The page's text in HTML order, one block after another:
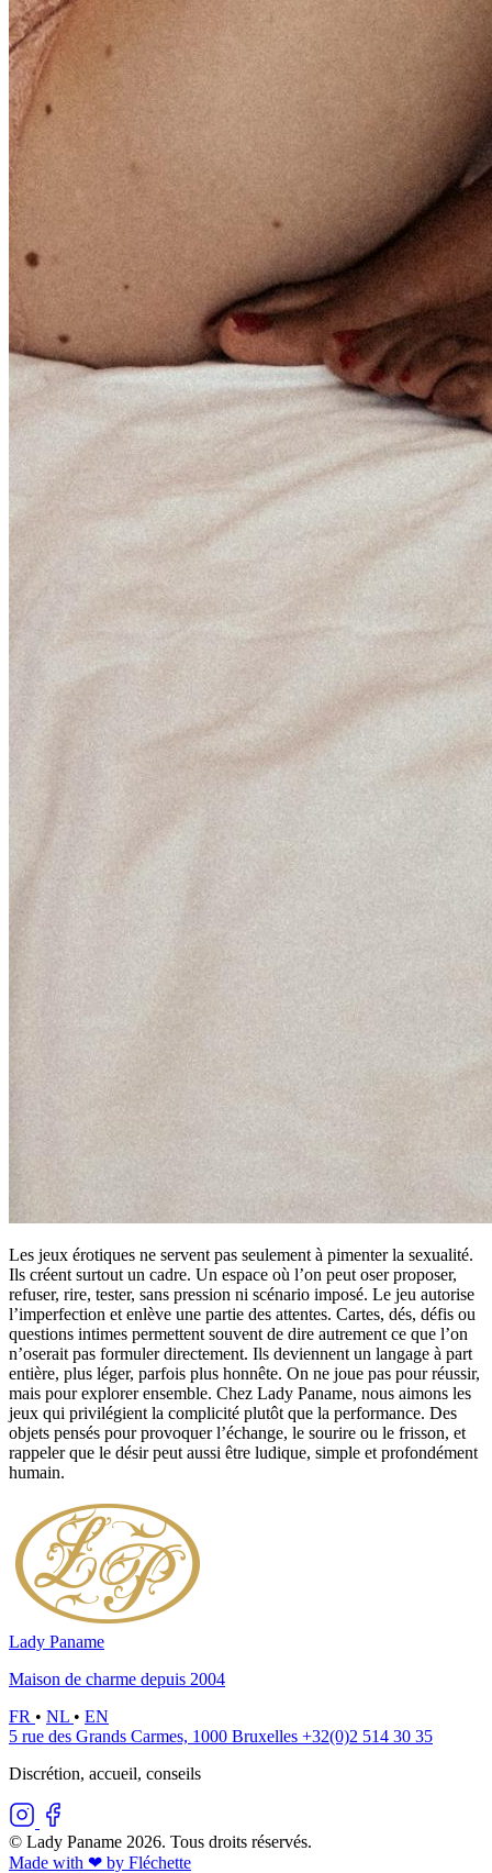
Les jeux érotiques ne servent pas seulement à pimenter la sexualité.
Ils créent surtout un cadre. Un espace où l’on peut oser proposer,
refuser, rire, tester, sans pression ni scénario imposé. Le jeu autorise
l’imperfection et enlève une partie des attentes. Cartes, dés, défis ou
questions intimes permettent souvent de dire autrement ce que l’on
n’oserait pas formuler directement. Ils deviennent un langage à part
entière, plus léger, parfois plus honnête. On ne joue pas pour réussir,
mais pour explorer ensemble. Chez Lady Paname, nous aimons les
jeux qui privilégient la complicité plutôt que la performance. Des
objets pensés pour provoquer l’échange, le sourire ou le frisson, et
rappeler que le désir peut aussi être ludique, simple et profondément
humain.
Lady Paname
Maison de charme depuis 2004
FR • NL • EN
5 rue des Grands Carmes, 1000 Bruxelles +32(0)2 514 30 35
Discrétion, accueil, conseils
© Lady Paname 2026. Tous droits réservés.
Made with ❤︎ by Fléchette